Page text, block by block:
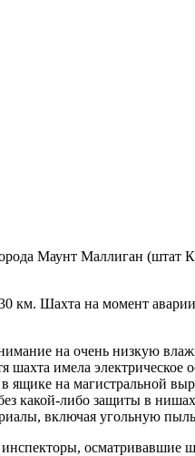
Маунт Маллиган (штат
км. Шахта на момент
на очень низкую
имела
ящике на магистральной
какой-либо защиты в
включая угольную пыль
осматривавшие